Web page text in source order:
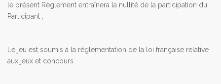
le présent Règlement entraînera la nullité de la participation du
Participant ;
Le jeu est soumis à la réglementation de la loi française relative
aux jeux et concours.